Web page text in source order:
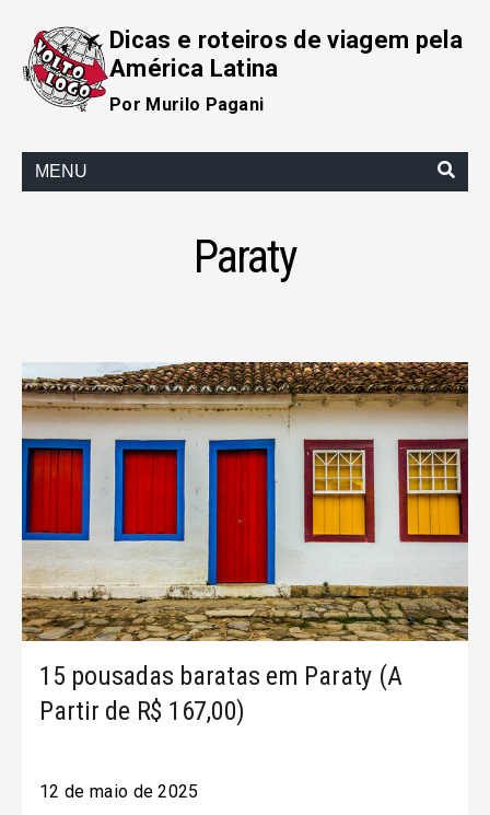
Dicas e roteiros de viagem pela
América Latina
Por Murilo Pagani
MENU
Paraty
15 pousadas baratas em Paraty (A
Partir de R$ 167,00)
12 de maio de 2025